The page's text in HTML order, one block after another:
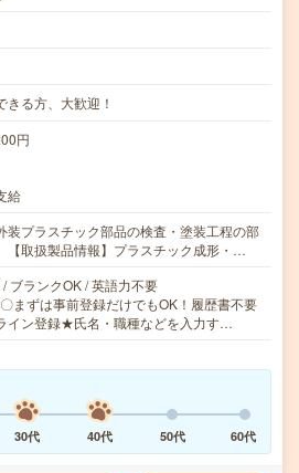
きる方、大歓迎！
円
給
装プラスチック部品の検査・塗装工程の部
【取扱製品情報】プラスチック成形・…
ブランクOK / 英語力不要
まずは事前登録だけでもOK！履歴書不要
イン登録★氏名・職種などを入力す…
30代 40代 50代 60代